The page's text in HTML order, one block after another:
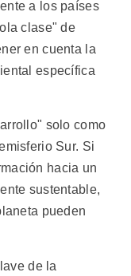
a los países
clase" de
en cuenta la
específica
solo como
Sur. Si
hacia un
sustentable,
pueden
de la